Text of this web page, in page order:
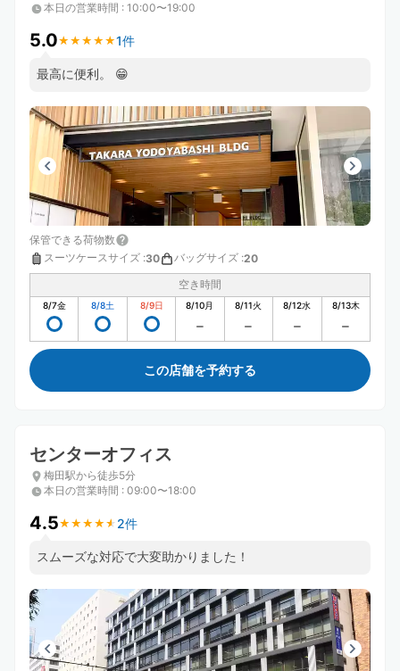
本日の営業時間 : 10:00〜19:00
5.0★ ★ ★ ★ ★
★ ★ ★ ★ ★1件
最高に便利。 😁
保管できる荷物数
スーツケースサイズ :30 バッグサイズ :20
空き時間
8/7金 8/8土 8/9日 8/10月 8/11火 8/12水 8/13木
この店舗を予約する
センターオフィス
梅田駅から徒歩5分
本日の営業時間 : 09:00〜18:00
4.5★ ★ ★ ★ ★
★ ★ ★ ★ ★ 2件
スムーズな対応で大変助かりました！